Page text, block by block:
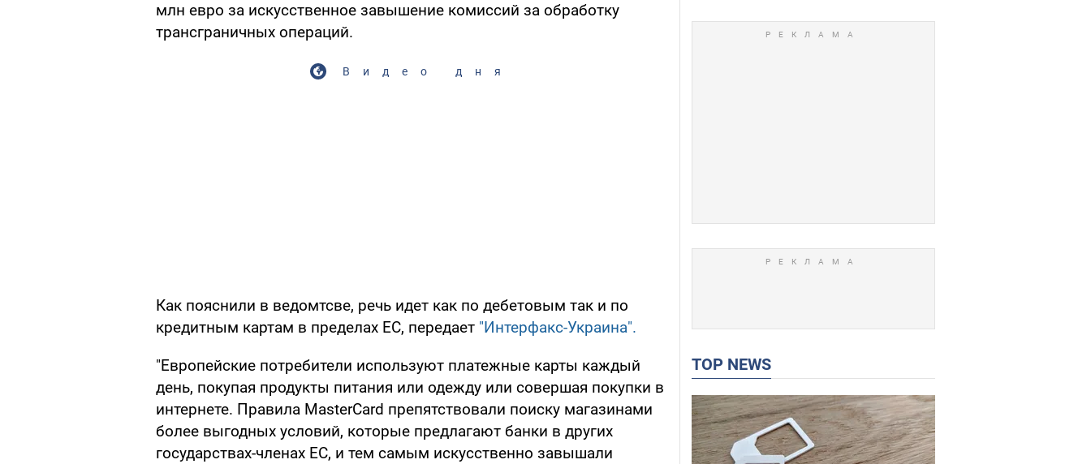
млн евро за искусственное завышение комиссий за обработку
трансграничных операций.
Видео дня
Как пояснили в ведомтсве, речь идет как по дебетовым так и по
кредитным картам в пределах ЕС, передает "Интерфакс-Украина".
"Европейские потребители используют платежные карты каждый
день, покупая продукты питания или одежду или совершая покупки в
интернете. Правила MasterCard препятствовали поиску магазинами
более выгодных условий, которые предлагают банки в других
государствах-членах ЕС, и тем самым искусственно завышали
TOP NEWS